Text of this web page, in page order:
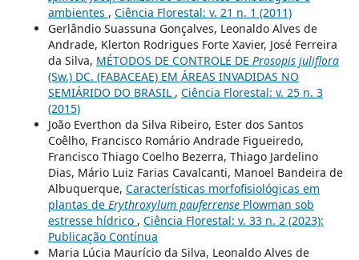
ambientes , Ciência Florestal: v. 21 n. 1 (2011)
Gerlândio Suassuna Gonçalves, Leonaldo Alves de
Andrade, Klerton Rodrigues Forte Xavier, José Ferreira
da Silva, MÉTODOS DE CONTROLE DE Prosopis juliflora
(Sw.) DC. (FABACEAE) EM ÁREAS INVADIDAS NO
SEMIÁRIDO DO BRASIL , Ciência Florestal: v. 25 n. 3
(2015)
João Everthon da Silva Ribeiro, Ester dos Santos
Coêlho, Francisco Romário Andrade Figueiredo,
Francisco Thiago Coelho Bezerra, Thiago Jardelino
Dias, Mário Luiz Farias Cavalcanti, Manoel Bandeira de
Albuquerque, Características morfofisiológicas em
plantas de Erythroxylum pauferrensePlowman sob
estresse hídrico , Ciência Florestal: v. 33 n. 2 (2023):
Publicação Contínua
Maria Lúcia Maurício da Silva, Leonaldo Alves de